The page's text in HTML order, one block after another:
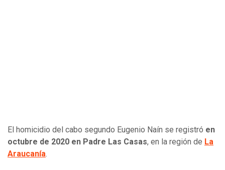
El homicidio del cabo segundo Eugenio Naín se registró en
octubre de 2020 en Padre Las Casas, en la región de La
Araucanía